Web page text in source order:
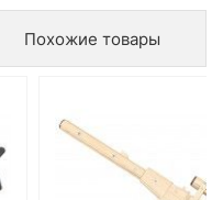
Похожие товары